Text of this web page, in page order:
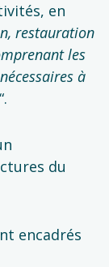
en
restauration
les
à
“.
du
encadrés